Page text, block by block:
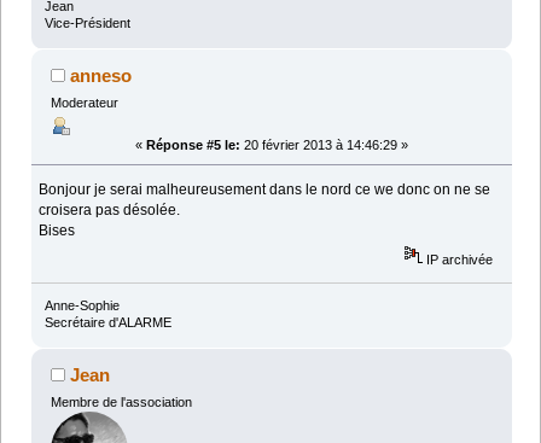
Jean
Vice-Président
anneso
Moderateur
« Réponse #5 le: 20 février 2013 à 14:46:29 »
Bonjour je serai malheureusement dans le nord ce we donc on ne se
croisera pas désolée.
Bises
IP archivée
Anne-Sophie
Secrétaire d'ALARME
Jean
Membre de l'association